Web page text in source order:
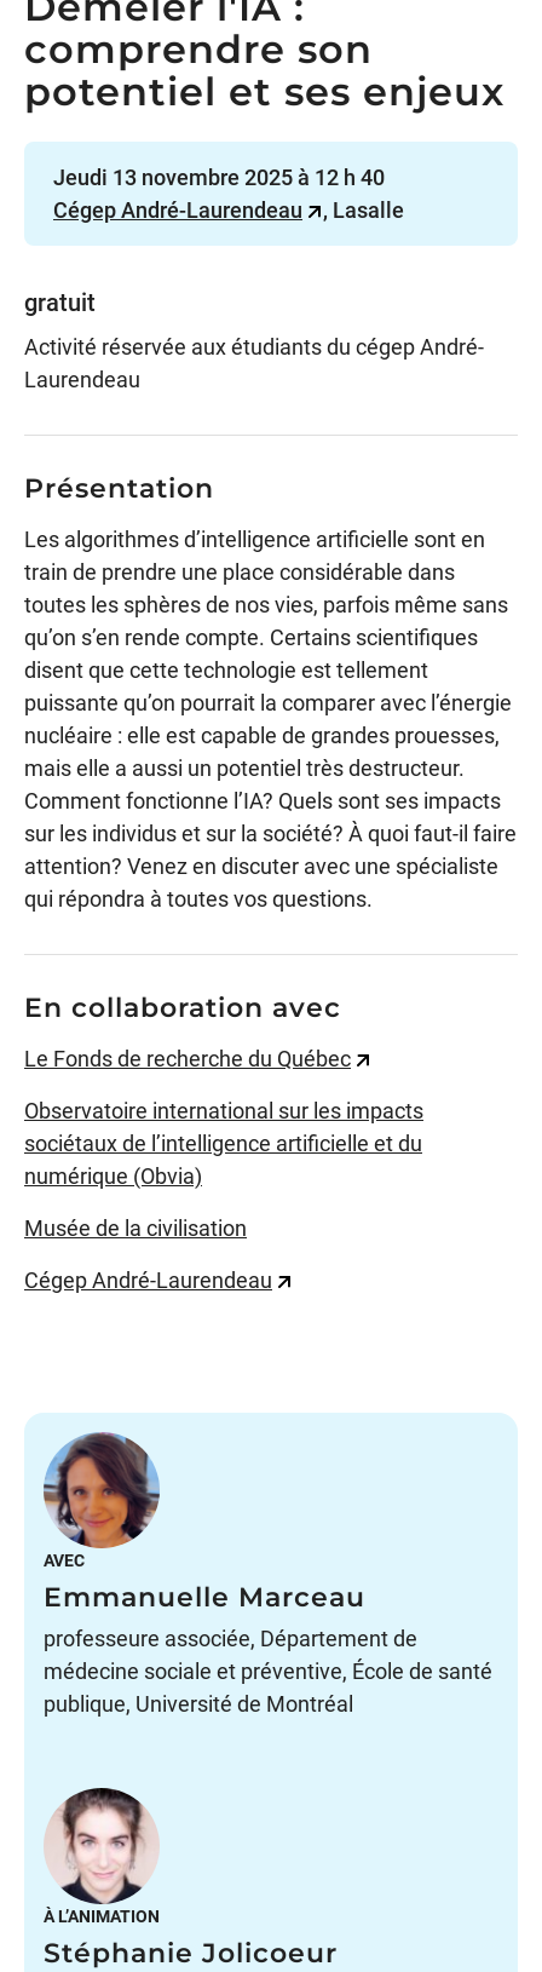
comprendre son
potentiel et ses enjeux
Jeudi 13 novembre 2025 à 12 h 40
Cégep André-Laurendeau
, Lasalle
gratuit
Activité réservée aux étudiants du cégep André-
Laurendeau
Présentation
Les algorithmes d’intelligence artificielle sont en
train de prendre une place considérable dans
toutes les sphères de nos vies, parfois même sans
qu’on s’en rende compte. Certains scientifiques
disent que cette technologie est tellement
puissante qu’on pourrait la comparer avec l’énergie
nucléaire : elle est capable de grandes prouesses,
mais elle a aussi un potentiel très destructeur.
Comment fonctionne l’IA? Quels sont ses impacts
sur les individus et sur la société? À quoi faut-il faire
attention? Venez en discuter avec une spécialiste
qui répondra à toutes vos questions.
En collaboration avec
Le Fonds de recherche du Québec
Observatoire international sur les impacts
sociétaux de l’intelligence artificielle et du
numérique (Obvia)
Musée de la civilisation
Cégep André-Laurendeau
AVEC
Emmanuelle Marceau
professeure associée, Département de
médecine sociale et préventive, École de santé
publique, Université de Montréal
À L’ANIMATION
Stéphanie Jolicoeur